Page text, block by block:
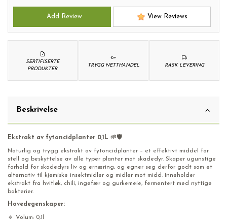
Add Review View Reviews
RASK LEVERING
TRYGG NETTHANDEL
SERTIFISERTE
PRODUKTER
Beskrivelse
Ekstrakt av fytoncidplanter 0,1L 🌱🛡️
Naturlig og trygg ekstrakt av fytoncidplanter – et effektivt middel for
stell og beskyttelse av alle typer planter mot skadedyr. Skaper ugunstige
forhold for skadedyrs liv og ernæring, og egner seg derfor godt som et
alternativ til kjemiske insektmidler og midler mot midd. Inneholder
ekstrakt fra hvitløk, chili, ingefær og gurkemeie, fermentert med nyttige
bakterier.
Hovedegenskaper:
🔹 Volum: 0,1l